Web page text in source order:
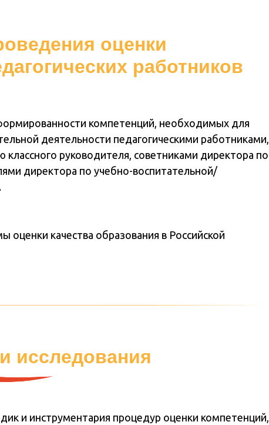
оценки
работников
компетенций, необходимых для
деятельности педагогическими работниками,
руководителя, советниками директора по
директора по учебно-воспитательной/
оценки качества образования в Российской
исследования
и инструментария процедур оценки компетенций,